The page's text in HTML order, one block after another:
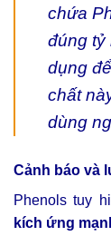
chứa
đúng tỷ
dụng
chất
dùng
Cảnh báo và
Phenols tuy
kích ứng